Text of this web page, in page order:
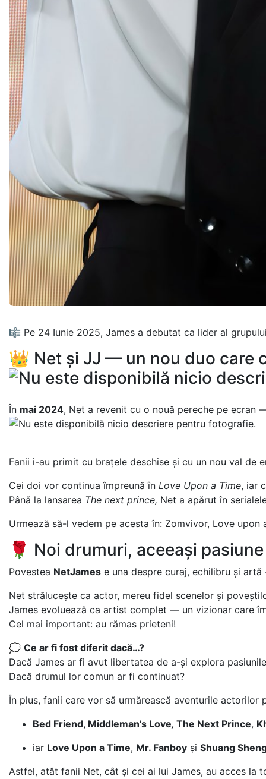
🎼 Pe 24 Iunie 2025, James a debutat ca lider al
👑 Net și JJ — un nou duo care
În mai 2024, Net a revenit cu o nouă pereche pe ecran
Fanii i-au primit cu brațele deschise și cu un nou val de
Cei doi vor continua împreună în Love Upon a Time, iar
Până la lansarea The next prince, Net a apărut în
Urmează să-l vedem pe acesta în: Zomvivor, Love
🌹 Noi drumuri, aceeași pasiune
Povestea NetJames e una despre curaj, echilibru și
Net strălucește ca actor, mereu fidel scenelor și
James evoluează ca artist complet — un vizionar care
Cel mai important: au rămas prieteni!
💭 Ce ar fi fost diferit dacă…?
Dacă James ar fi avut libertatea de a-și explora
Dacă drumul lor comun ar fi continuat?
În plus, fanii care vor să urmărească aventurile
Bed Friend, Middleman’s Love, The Next Prince,
iar Love Upon a Time, Mr. Fanboy și Shuang
Astfel, atât fanii Net, cât și cei ai lui James, au acces la